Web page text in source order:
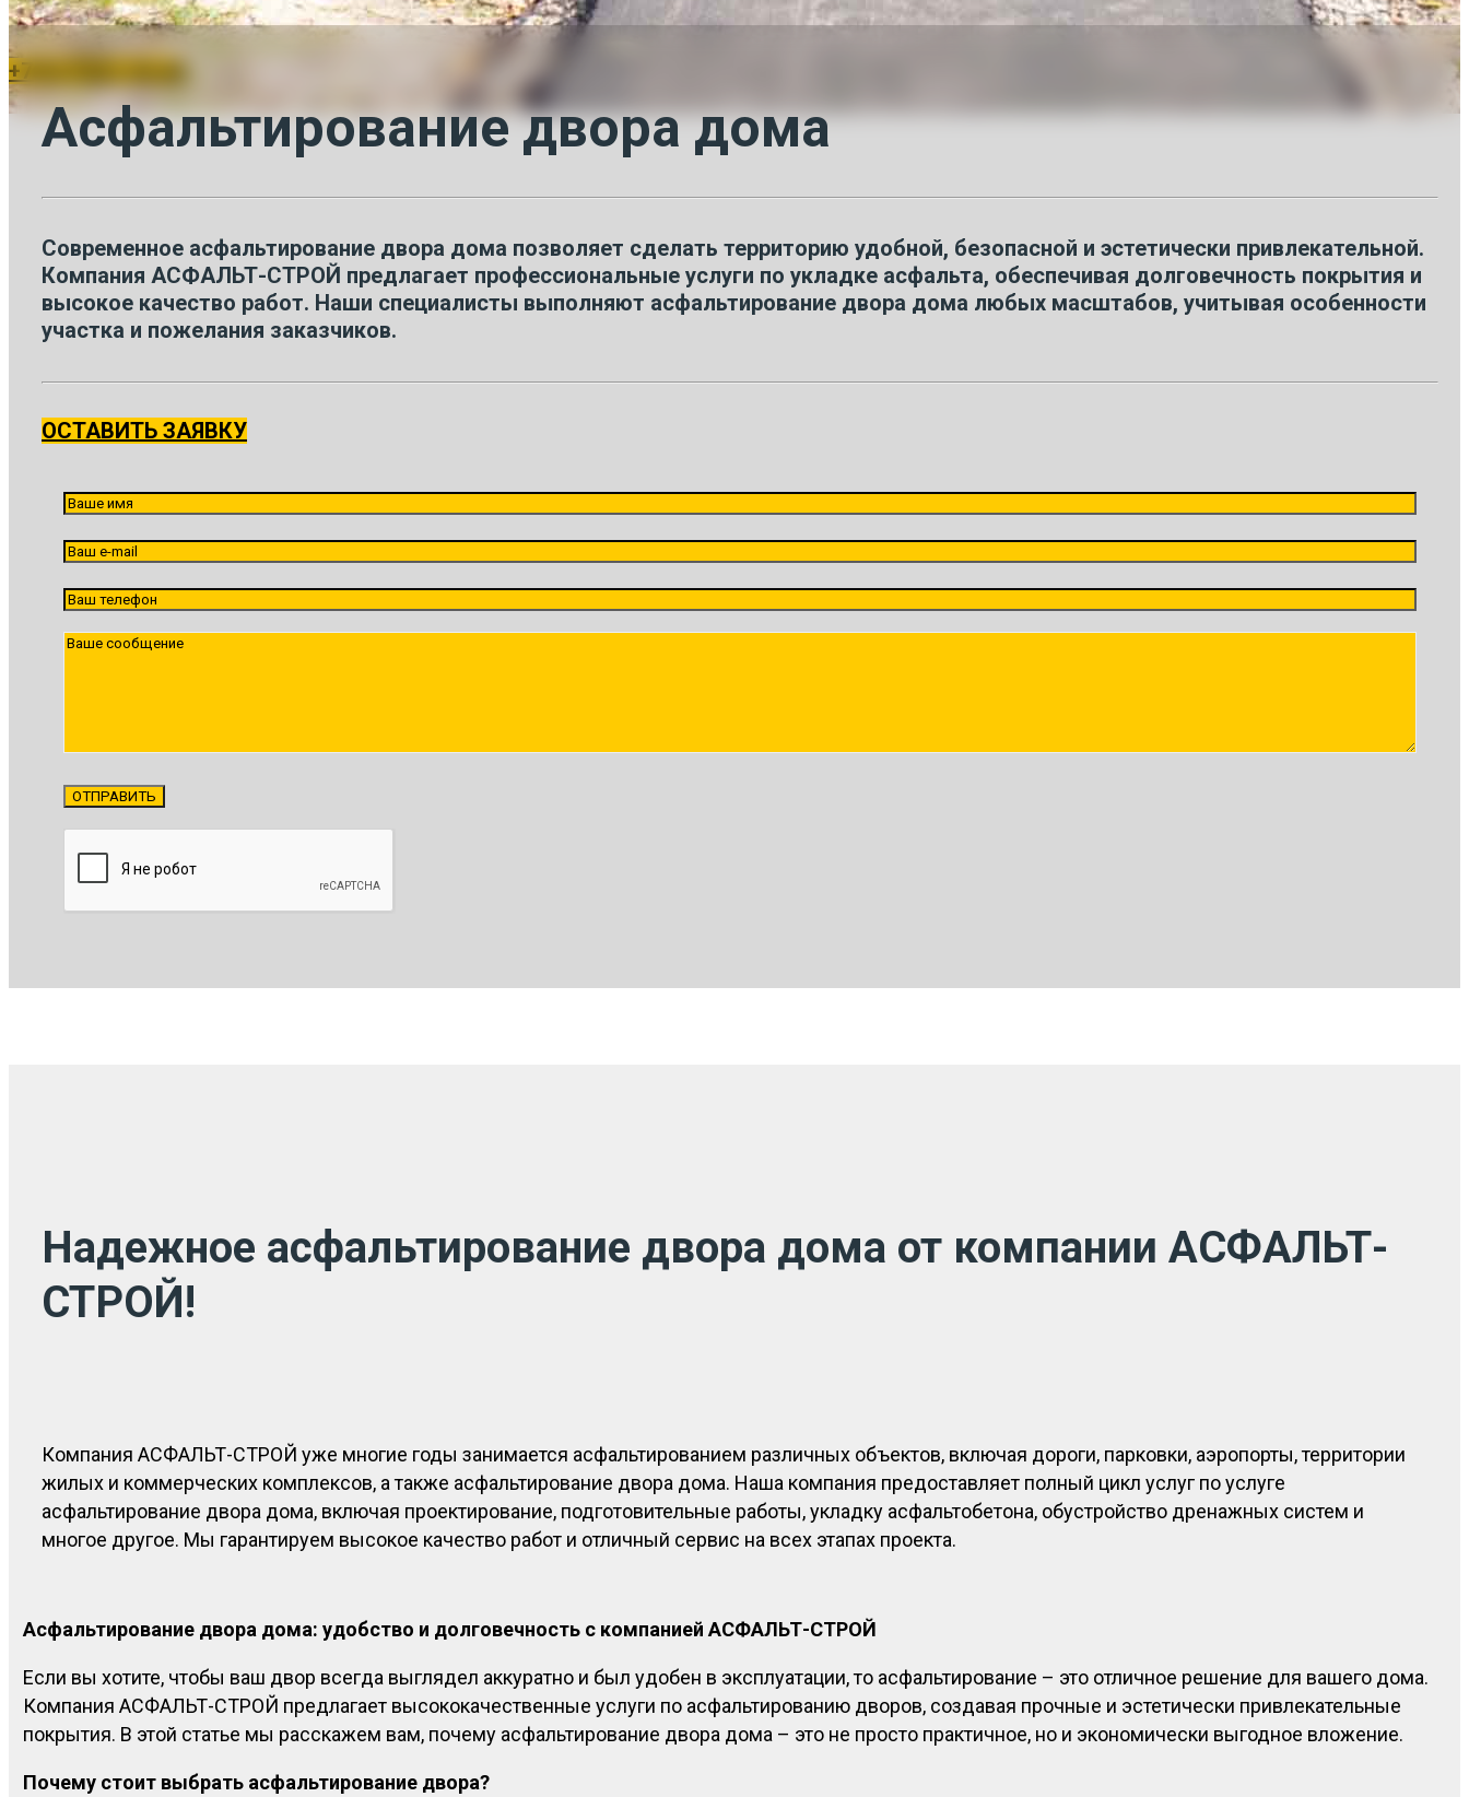
+7(917)521-24-40
Асфальтирование двора дома
Современное асфальтирование двора дома позволяет сделать территорию удобной, безопасной и эстетически привлекательной.
Компания АСФАЛЬТ-СТРОЙ предлагает профессиональные услуги по укладке асфальта, обеспечивая долговечность покрытия и
высокое качество работ. Наши специалисты выполняют асфальтирование двора дома любых масштабов, учитывая особенности
участка и пожелания заказчиков.
ОСТАВИТЬ ЗАЯВКУ
Надежное асфальтирование двора дома от компании АСФАЛЬТ-
СТРОЙ!
Компания АСФАЛЬТ-СТРОЙ уже многие годы занимается асфальтированием различных объектов, включая дороги, парковки, аэропорты, территории
жилых и коммерческих комплексов, а также асфальтирование двора дома. Наша компания предоставляет полный цикл услуг по услуге
асфальтирование двора дома, включая проектирование, подготовительные работы, укладку асфальтобетона, обустройство дренажных систем и
многое другое. Мы гарантируем высокое качество работ и отличный сервис на всех этапах проекта.
Асфальтирование двора дома: удобство и долговечность с компанией АСФАЛЬТ-СТРОЙ
Если вы хотите, чтобы ваш двор всегда выглядел аккуратно и был удобен в эксплуатации, то асфальтирование – это отличное решение для вашего дома.
Компания АСФАЛЬТ-СТРОЙ предлагает высококачественные услуги по асфальтированию дворов, создавая прочные и эстетически привлекательные
покрытия. В этой статье мы расскажем вам, почему асфальтирование двора дома – это не просто практичное, но и экономически выгодное вложение.
Почему стоит выбрать асфальтирование двора?